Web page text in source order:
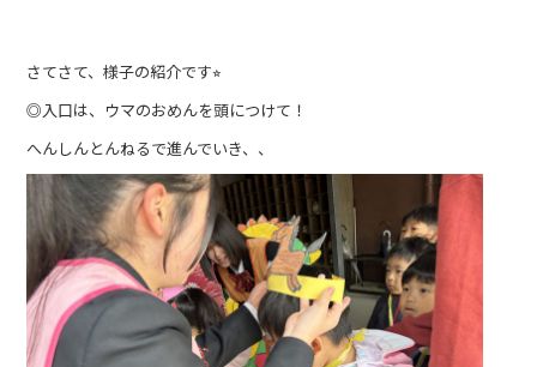
さてさて、様子の紹介です⭐︎
◎入口は、ウマのおめんを頭につけて！
へんしんとんねるで進んでいき、、